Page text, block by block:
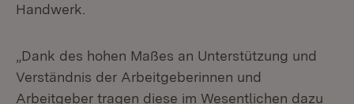
Handwerk.
„Dank des hohen Maßes an Unterstützung und
Verständnis der Arbeitgeberinnen und
Arbeitgeber tragen diese im Wesentlichen dazu